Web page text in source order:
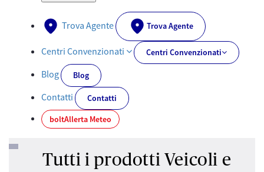
Trova Agente Trova Agente
Centri Convenzionati Centri Convenzionati
Blog Blog
Contatti
Contatti
boltAllerta Meteo
Tutti i prodotti Veicoli e